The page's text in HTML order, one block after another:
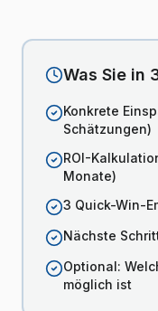
Was Sie in
Konkrete
Schätzungen)
ROI-
Monate)
3 Quick-Win-
Nächste
Optional:
möglich ist